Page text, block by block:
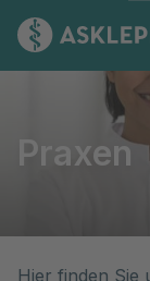
Praxen
Hier finden Sie